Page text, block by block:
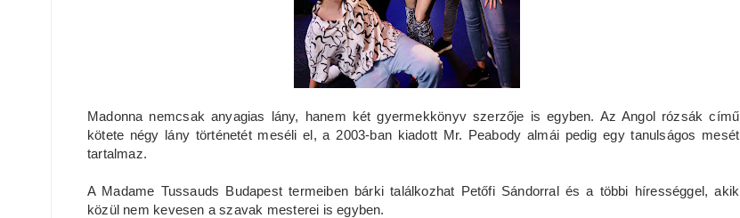
Madonna nemcsak anyagias lány, hanem két gyermekkönyv szerzője is egyben. Az Angol rózsák című
kötete négy lány történetét meséli el, a 2003-ban kiadott Mr. Peabody almái pedig egy tanulságos mesét
tartalmaz.
A Madame Tussauds Budapest termeiben bárki találkozhat Petőfi Sándorral és a többi hírességgel, akik
közül nem kevesen a szavak mesterei is egyben.